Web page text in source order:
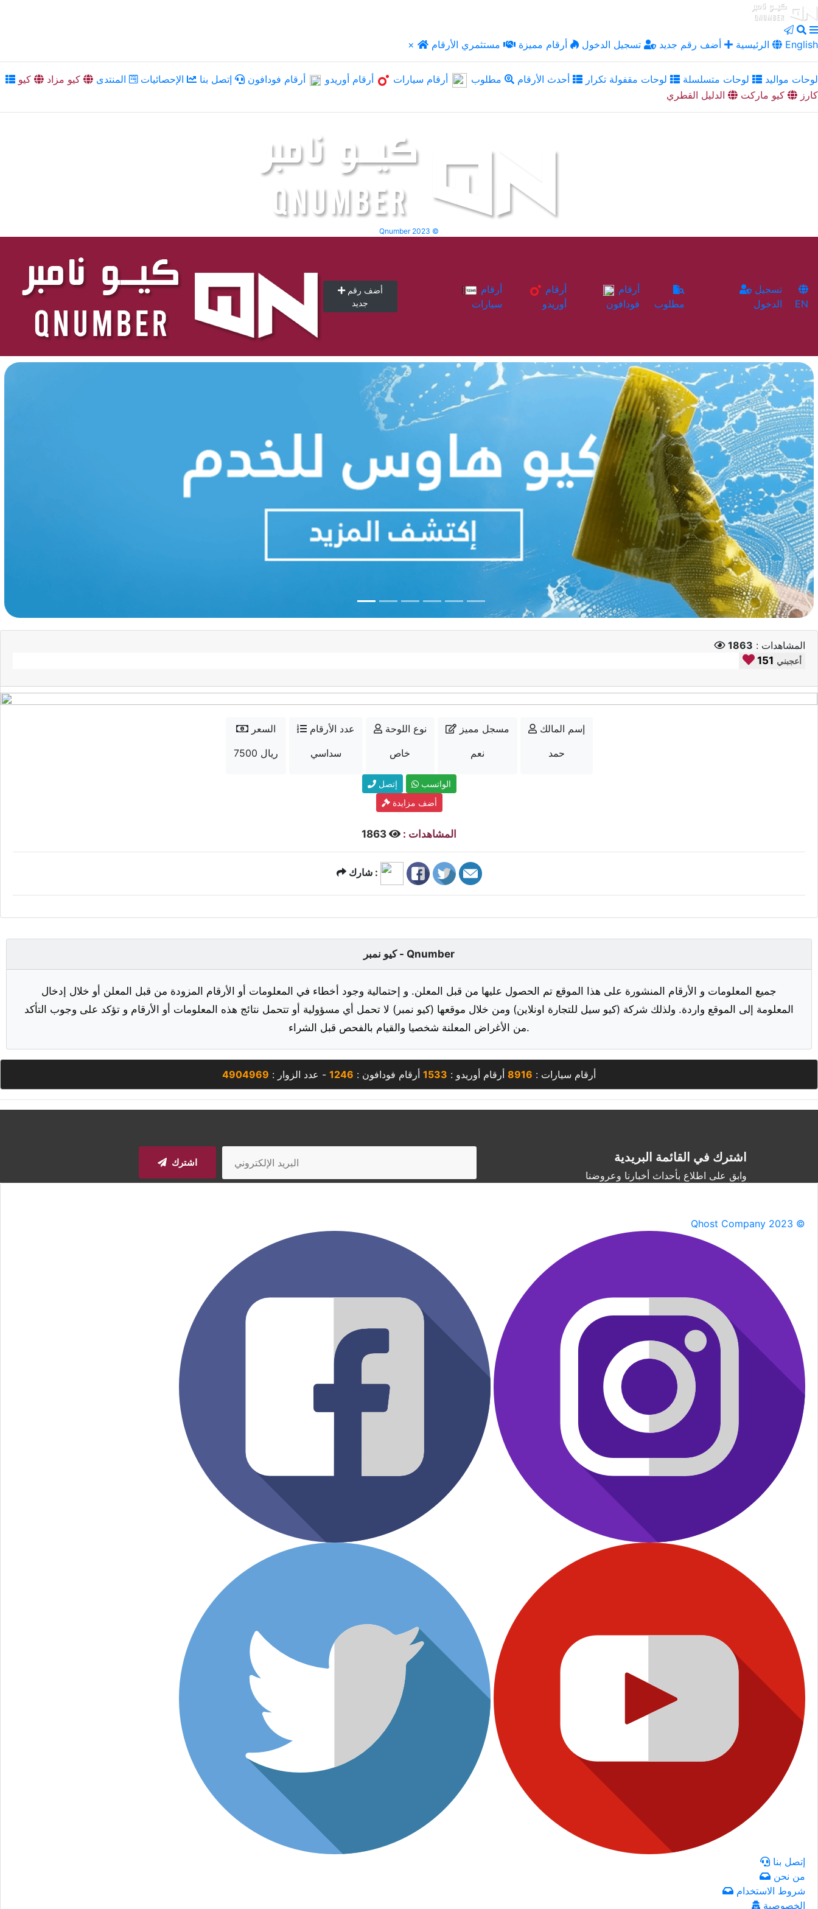
× الرئيسية أضف رقم جديد تسجيل الدخول أرقام مميزة مستثمري الأرقام English
لوحات مواليد لوحات متسلسلة لوحات مقفولة تكرار أحدث الأرقام مطلوب أرقام سيارات أرقام أوريدو أرقام فودافون إتصل بنا الإحصائيات المنتدى كيو مزاد
كيو
كارز
كيو ماركت الدليل القطري
Qnumber 2023 ©
أضف رقم
جديد
سيارات
أوريدو
فودافون
مطلوب
الدخول
EN
المشاهدات : 1863
151 أعجبني
السعر
7500 ريال
عدد الأرقام
سداسي
نوع اللوحة
خاص
مسجل مميز
نعم
إسم المالك
حمد
إتصل
الواتسب
أضف مزايدة
المشاهدات :
شارك :
كيو نمبر - Qnumber
جميع المعلومات و الأرقام المنشورة على هذا الموقع تم الحصول عليها من قبل المعلن. و إحتمالية وجود أخطاء في المعلومات أو الأرقام المزودة من قبل المعلن أو خلال إدخال
المعلومة إلى الموقع واردة. ولذلك شركة (كيو سيل للتجارة اونلاين) ومن خلال موقعها (كيو نمبر) لا تحمل أي مسؤولية أو تتحمل نتائج هذه المعلومات أو الأرقام و تؤكد على وجوب التأكد
من الأغراض المعلنة شخصيا والقيام بالفحص قبل الشراء.
أرقام سيارات : 8916 أرقام أوريدو : 1533 أرقام فودافون : 1246 - عدد الزوار : 4904969
اشترك في القائمة البريدية
وابق على اطلاع بأحداث أخبارنا وعروضنا
اشترك
Qhost Company 2023 ©
إتصل بنا
من نحن
شروط الاستخدام
الخصوصية